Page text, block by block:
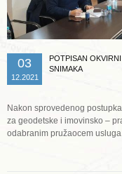
03
12.2021
POTPISAN
SNIMAKA
Nakon sprovedenog
za geodetske i imovinsko –
odabranim pružaocem